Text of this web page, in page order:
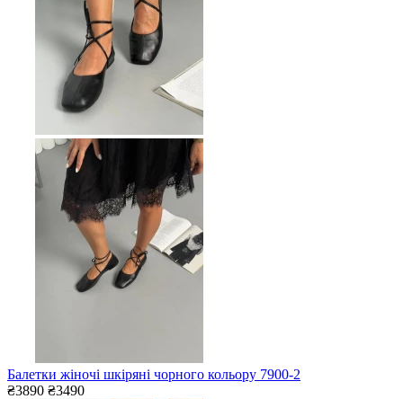
Балетки жіночі шкіряні чорного кольору 7900-2
₴3890 ₴3490